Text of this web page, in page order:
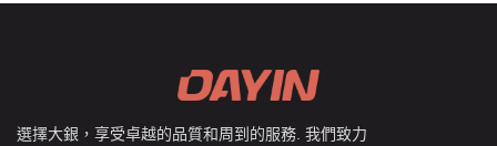
選擇大銀，享受卓越的品質和周到的服務. 我們致力